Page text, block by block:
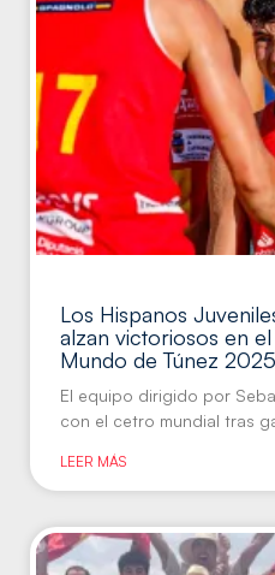
Los Hispanos
alzan victoriosos en
Mundo de Túnez 2025
El equipo dirigido por
con el cetro mundial tras
LEER MÁS